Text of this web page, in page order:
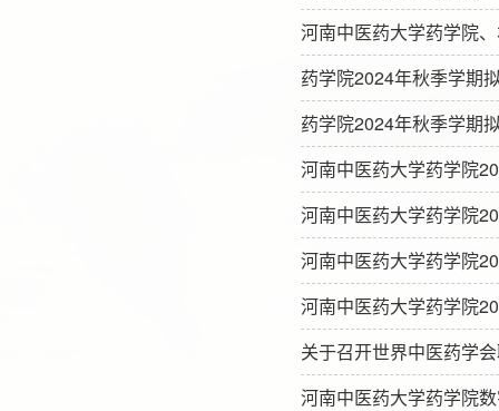
河南中医药大学药学院
药学院2024年秋季学期
药学院2024年秋季学期
河南中医药大学药学院
河南中医药大学药学院
河南中医药大学药学院
河南中医药大学药学院
关于召开世界中医药学
河南中医药大学药学院